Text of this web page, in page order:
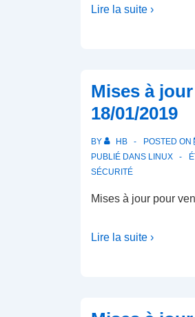
Lire la suite ›
Mises à
18/01/2019
BY HB POSTED ON
PUBLIÉ DANS LINUX
SÉCURITÉ
Mises à jour pour
Lire la suite ›